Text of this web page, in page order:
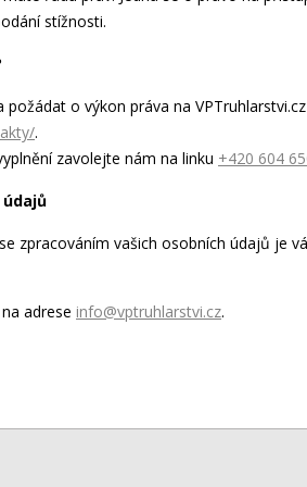
stížnosti.
o výkon práva na
.
zavolejte nám na linku +420 604
údajů
zpracováním vašich osobních údajů je
adrese info@vptruhlarstvi.cz.